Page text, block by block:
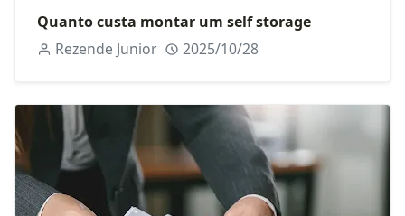
Quanto custa montar um self storage
Rezende Junior
2025/10/28